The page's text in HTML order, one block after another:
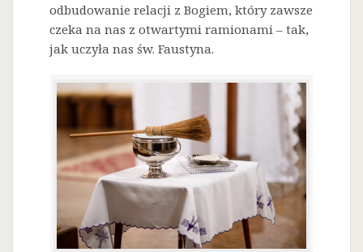
odbudowanie relacji z Bogiem, który zawsze
czeka na nas z otwartymi ramionami – tak,
jak uczyła nas św. Faustyna.